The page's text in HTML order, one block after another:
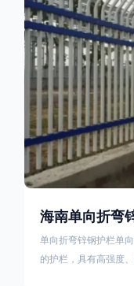
海南单向折弯
单向折弯锌钢护栏单
的护栏，具有高强度